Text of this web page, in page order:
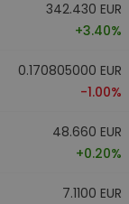
342.430 EUR
+3.40%
0.170805000 EUR
-1.00%
48.660 EUR
+0.20%
7.1100 EUR